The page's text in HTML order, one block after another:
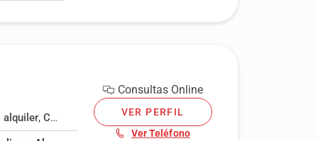
alquiler, Contratos ,Daños y perjuicios Derechos de autor
Consultas Online
VER PERFIL
Ver Teléfono